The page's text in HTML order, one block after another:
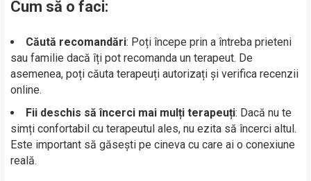
Cum să o faci:
Căută recomandări: Poți începe prin a întreba prieteni
sau familie dacă îți pot recomanda un terapeut. De
asemenea, poți căuta terapeuți autorizați și verifica recenzii
online.
Fii deschis să încerci mai mulți terapeuți: Dacă nu te
simți confortabil cu terapeutul ales, nu ezita să încerci altul.
Este important să găsești pe cineva cu care ai o conexiune
reală.